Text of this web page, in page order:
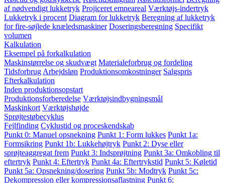
af nødvendigt lukketryk Projiceret emneareal Værktøjs-indertryk
Lukketryk i procent Diagram for lukketryk Beregning af lukketryk
for fire-søjlede knæledsmaskiner Doseringsberegning Specifikt
volumen
Kalkulation
Eksempel på forkalkulation
Maskinstørrelse og skudvægt Materialeforbrug og fordeling
Tidsforbrug Arbejdsløn Produktionsomkostninger Salgspris
Efterkalkulation
Inden produktionsopstart
Produktionsforberedelse Værktøjsindbygningsmål
Maskinkort Værktøjshøjde
Sprøjtestøbecyklus
Fejlfinding Cyklustid og proceskendskab
Punkt 0: Manuel opsnekning Punkt 1: Form lukkes Punkt 1a:
Formsikring Punkt 1b: Lukkehøjtryk Punkt 2: Dyse eller
sprøjteaggregat frem Punkt 3: Indsprøjtning Punkt 3a: Omkobling til
eftertryk Punkt 4: Eftertryk Punkt 4a: Eftertrykstid Punkt 5: Køletid
Punkt 5a: Opsnekning/dosering Punkt 5b: Modtryk Punkt 5c:
Dekompression eller kompressionsaflastning Punkt 6: